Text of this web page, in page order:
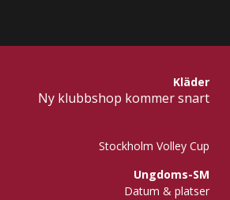
Kläder
Ny klubbshop kommer snart
Stockholm Volley Cup
Ungdoms-SM
Datum & platser